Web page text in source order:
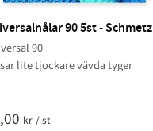
90 5st - Schmetz
90
lite tjockare vävda tyger
kr /st